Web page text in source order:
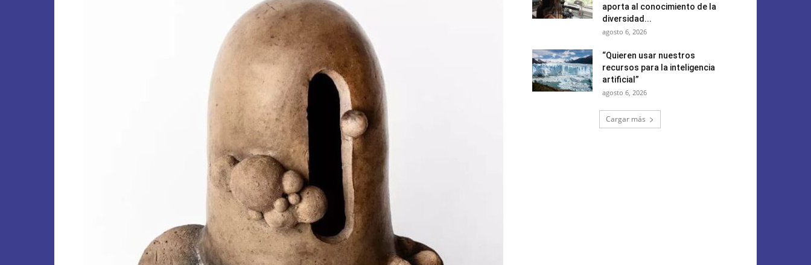
aporta al conocimiento de la
diversidad...
agosto 6, 2026
“Quieren usar nuestros
recursos para la inteligencia
artificial”
agosto 6, 2026
Cargar más